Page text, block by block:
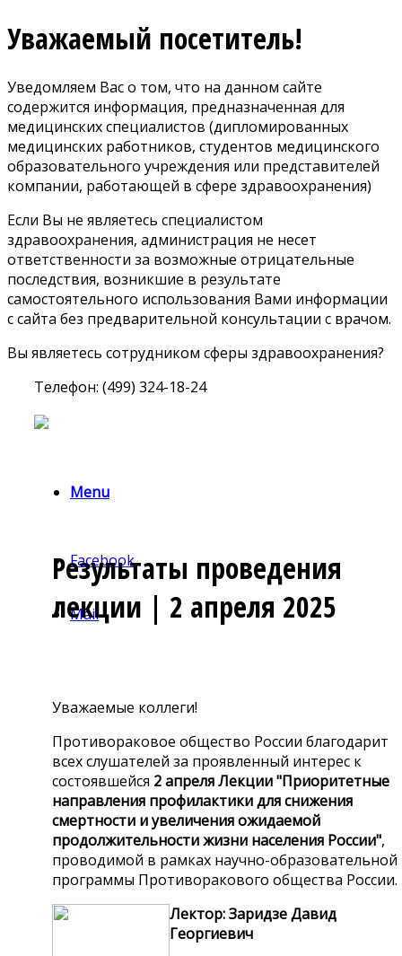
Уважаемый посетитель!
Уведомляем Вас о том, что на данном сайте
содержится информация, предназначенная для
медицинских специалистов (дипломированных
медицинских работников, студентов медицинского
образовательного учреждения или представителей
компании, работающей в сфере здравоохранения)
Если Вы не являетесь специалистом
здравоохранения, администрация не несет
ответственности за возможные отрицательные
последствия, возникшие в результате
самостоятельного использования Вами информации
с сайта без предварительной консультации с врачом.
Вы являетесь сотрудником сферы здравоохранения?
Телефон: (499) 324-18-24
Menu
Facebook
Mail
Результаты проведения
лекции | 2 апреля 2025
Уважаемые коллеги!
Противораковое общество России благодарит
всех слушателей за проявленный интерес к
состоявшейся 2 апреляЛекции "Приоритетные
направления профилактики для снижения
смертности и увеличения ожидаемой
продолжительности жизни населения России",
проводимой в рамках научно-образовательной
программы Противоракового общества России.
Лектор: Заридзе Давид
Георгиевич